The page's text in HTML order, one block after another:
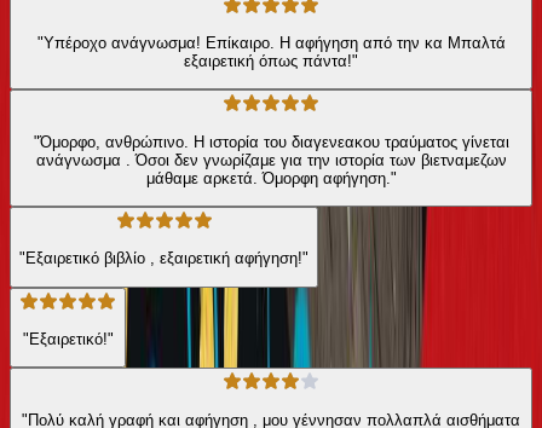
"Υπέροχο ανάγνωσμα! Επίκαιρο. Η αφήγηση από την κα Μπαλτά
εξαιρετική όπως πάντα!"
"Όμορφο, ανθρώπινο. Η ιστορία του διαγενεακου τραύματος γίνεται
ανάγνωσμα . Όσοι δεν γνωρίζαμε για την ιστορία των βιετναμεζων
μάθαμε αρκετά. Όμορφη αφήγηση."
"Εξαιρετικό βιβλίο , εξαιρετική αφήγηση!"
"Εξαιρετικό!"
"Πολύ καλή γραφή και αφήγηση , μου γέννησαν πολλαπλά αισθήματα